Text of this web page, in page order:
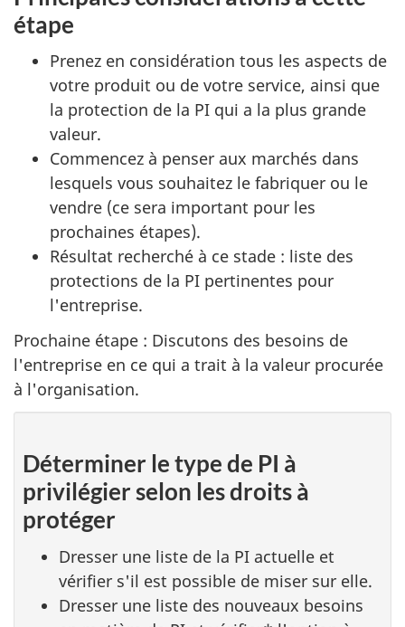
étape
Prenez en considération tous les aspects de
votre produit ou de votre service, ainsi que
la protection de la PI qui a la plus grande
valeur.
Commencez à penser aux marchés dans
lesquels vous souhaitez le fabriquer ou le
vendre (ce sera important pour les
prochaines étapes).
Résultat recherché à ce stade : liste des
protections de la PI pertinentes pour
l'entreprise.
Prochaine étape : Discutons des besoins de
l'entreprise en ce qui a trait à la valeur procurée
à l'organisation.
Déterminer le type de PI à
privilégier selon les droits à
protéger
Dresser une liste de la PI actuelle et
vérifier s'il est possible de miser sur elle.
Dresser une liste des nouveaux besoins